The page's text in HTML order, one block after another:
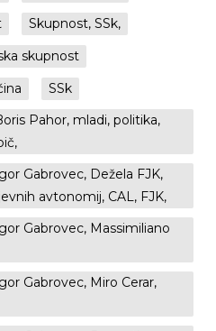
Skupnost, SSk,
skupnost
SSk
Pahor, mladi, politika,
Gabrovec, Dežela FJK,
avtonomij, CAL, FJK,
Gabrovec, Massimiliano
Gabrovec, Miro Cerar,